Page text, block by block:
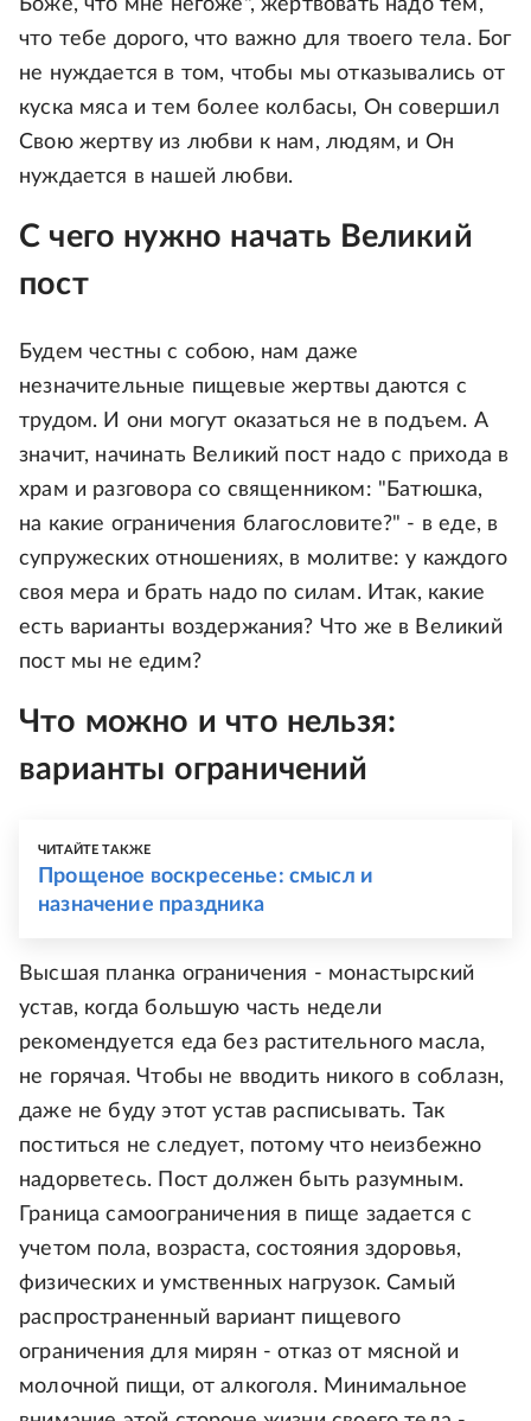
Боже, что мне негоже", жертвовать надо тем,
что тебе дорого, что важно для твоего тела. Бог
не нуждается в том, чтобы мы отказывались от
куска мяса и тем более колбасы, Он совершил
Свою жертву из любви к нам, людям, и Он
нуждается в нашей любви.
С чего нужно начать Великий
пост
Будем честны с собою, нам даже
незначительные пищевые жертвы даются с
трудом. И они могут оказаться не в подъем. А
значит, начинать Великий пост надо с прихода в
храм и разговора со священником: "Батюшка,
на какие ограничения благословите?" - в еде, в
супружеских отношениях, в молитве: у каждого
своя мера и брать надо по силам. Итак, какие
есть варианты воздержания? Что же в Великий
пост мы не едим?
Что можно и что нельзя:
варианты ограничений
ЧИТАЙТЕ ТАКЖЕ
Прощеное воскресенье: смысл и
назначение праздника
Высшая планка ограничения - монастырский
устав, когда большую часть недели
рекомендуется еда без растительного масла,
не горячая. Чтобы не вводить никого в соблазн,
даже не буду этот устав расписывать. Так
поститься не следует, потому что неизбежно
надорветесь. Пост должен быть разумным.
Граница самоограничения в пище задается с
учетом пола, возраста, состояния здоровья,
физических и умственных нагрузок. Самый
распространенный вариант пищевого
ограничения для мирян - отказ от мясной и
молочной пищи, от алкоголя. Минимальное